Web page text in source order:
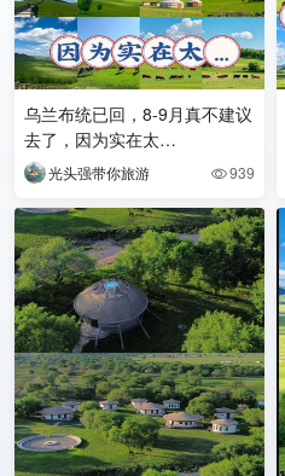
乌兰布统已回，8-9月真不建议
去了，因为实在太…
光头强带你旅游 939